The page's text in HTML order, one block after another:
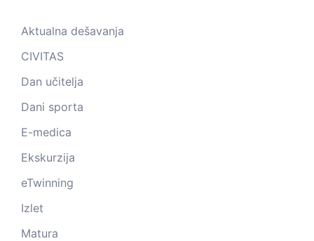
Aktualna dešavanja
CIVITAS
Dan učitelja
Dani sporta
E-medica
Ekskurzija
eTwinning
Izlet
Matura